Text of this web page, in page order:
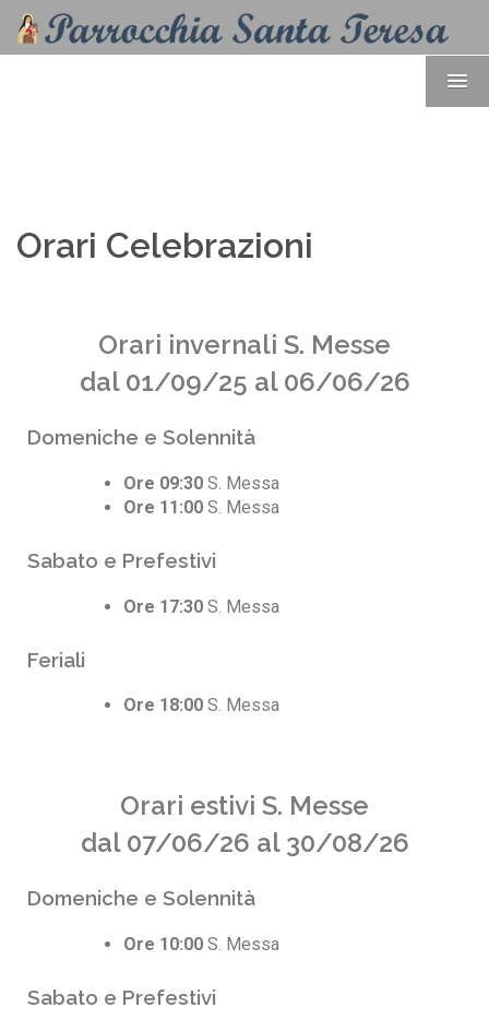
Orari Celebrazioni
Orari invernali S. Messe
dal 01/09/25 al 06/06/26
Domeniche e Solennità
Ore 09:30 S. Messa
Ore 11:00 S. Messa
Sabato e Prefestivi
Ore 17:30 S. Messa
Feriali
Ore 18:00 S. Messa
Orari estivi S. Messe
dal 07/06/26 al 30/08/26
Domeniche e Solennità
Ore 10:00 S. Messa
Sabato e Prefestivi